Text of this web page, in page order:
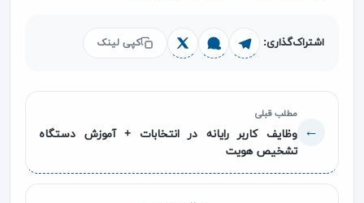
اشتراک‌گذاری: کپی لینک
→
مطلب قبلی
وظایف کاربر رایانه در انتخابات + آموزش دستگاه
تشخیص هویت